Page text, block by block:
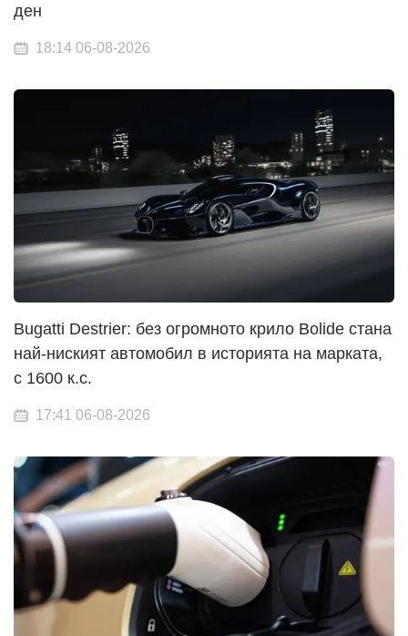
ден
18:14 06-08-2026
Bugatti Destrier: без огромното крило Bolide стана
най-ниският автомобил в историята на марката,
с 1600 к.с.
17:41 06-08-2026